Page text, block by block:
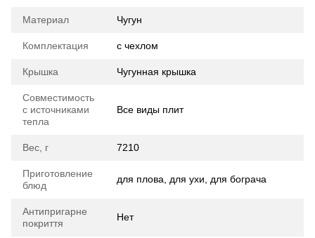
Материал Чугун
Комплектация с чехлом
Крышка Чугунная крышка
Совместимость
с источниками
тепла
Все виды плит
Вес, г 7210
Приготовление
блюд
для плова, для ухи, для бограча
Антипригарне
покриття
Нет